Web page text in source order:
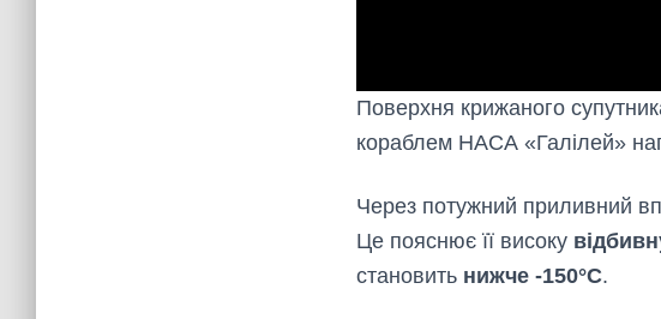
Поверхня крижаного
кораблем НАСА «Галілей»
Через потужний приливний
Це пояснює її високу
становить нижче -150°C.